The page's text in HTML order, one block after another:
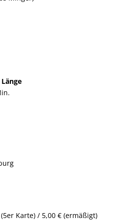
Karte) / 5,00 € (ermäßigt)